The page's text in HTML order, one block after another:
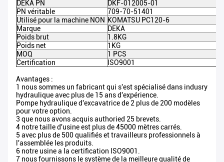
DEKA PN
DKF-012005-01
PN véritable
709-70-51401
Utilisé pour la machine NON KOMATSU PC120-6
Marque
DEKA
Poids brut
1.8KG
Poids net
1KG
MOQ
1 PCS
Certification
ISO9001
Avantages :
1 nous sommes un fabricant qui s'est spécialisé dans indusry
hydraulique avec plus de 15 ans d'expérience.
Pompe hydraulique d'excavatrice de 2 plus de 200 modèles
pour votre option.
3 que nous avons acquis authoried 25 brevets.
4 notre taille d'usine est plus de 45000 mètres carrés.
5 avec plus de 500 qualifiés et travailleurs professionnels à
l'assemblée les produits.
6 notre usine a la certification ISO9001.
7 nous fournissons le système de la meilleure qualité de